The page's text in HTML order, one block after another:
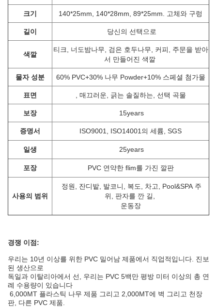
크기 140*25mm, 140*28mm, 89*25mm. 고체와 구렁
길이 당신의 선택으로
색깔
티크, 너도밤나무, 검은 호두나무, 커피, 주문을 받아
서 만들어진 색깔
물자 성분 60% PVC+30% 나무 Powder+10% 스페셜 첨가물
표면 , 매끄러운, 긁는 솔질하는, 선택 곡물
보장 15years
증명서 ISO9001, ISO14001의 세륨, SGS
일생 25years
포장 PVC 연약한 flim를 가진 깔판
사용의 범위
정원, 잔디밭, 발코니, 복도, 차고, Pool&SPA 주
위, 판자를 깐 길,
운동장
경쟁 이점:
우리는 10년 이상를 위한 PVC 밀어남 제품에서 직업적입니다. 진보
된 생산으로
독일과 이탈리아에서 선, 우리는 PVC 5백만 평방 미터 이상의 총 연
례 수용량이 있습니다
6,000MT 플라스틱 나무 제품 그리고 2,000MT에 벽 그리고 천장
판, 다른 PVC 제품.